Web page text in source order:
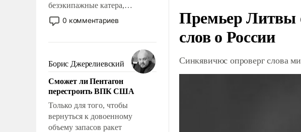
безэкипажные катера,
применение которых уже
стало обыденностью. Задача по
сложна и амбициозна. Однако
и ее реализация радикально
поднимет наши боевые
возможности.
0 комментариев
Борис Джерелиевский
Сможет ли Пентагон
перестроить ВПК США
Только для того, чтобы
вернуться к довоенному
объему запасов ракет
Премьер Литвы
слов о России
Синкявичюс опроверг слова